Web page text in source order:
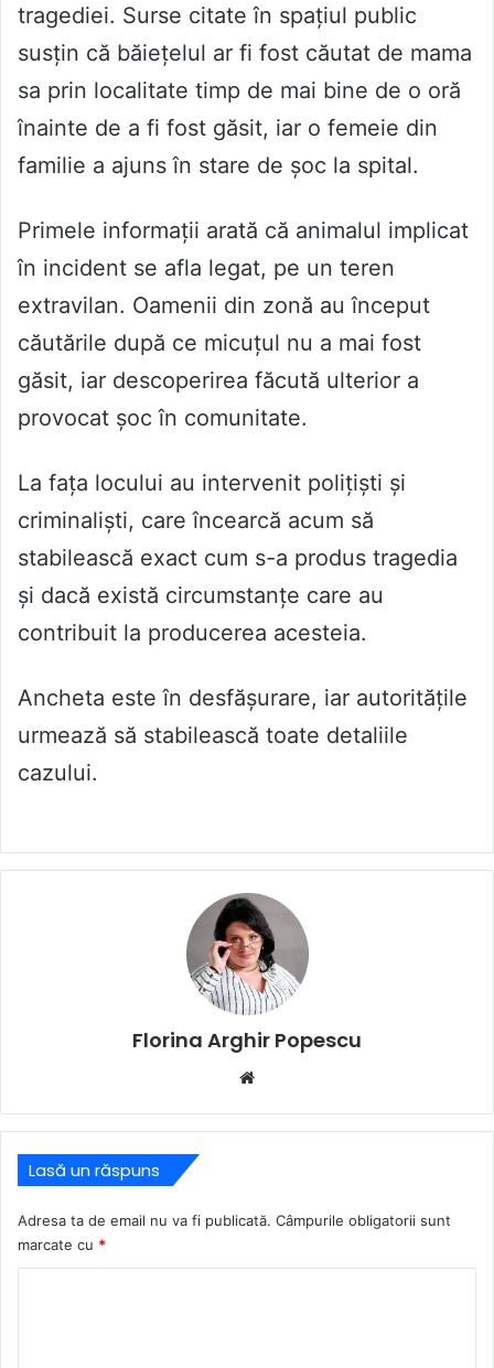
tragediei. Surse citate în spațiul public
susțin că băiețelul ar fi fost căutat de mama
sa prin localitate timp de mai bine de o oră
înainte de a fi fost găsit, iar o femeie din
familie a ajuns în stare de șoc la spital.
Primele informații arată că animalul implicat
în incident se afla legat, pe un teren
extravilan. Oamenii din zonă au început
căutările după ce micuțul nu a mai fost
găsit, iar descoperirea făcută ulterior a
provocat șoc în comunitate.
La fața locului au intervenit polițiști și
criminaliști, care încearcă acum să
stabilească exact cum s-a produs tragedia
și dacă există circumstanțe care au
contribuit la producerea acesteia.
Ancheta este în desfășurare, iar autoritățile
urmează să stabilească toate detaliile
cazului.
Florina Arghir Popescu
Lasă un răspuns
Adresa ta de email nu va fi publicată. Câmpurile obligatorii sunt
marcate cu *